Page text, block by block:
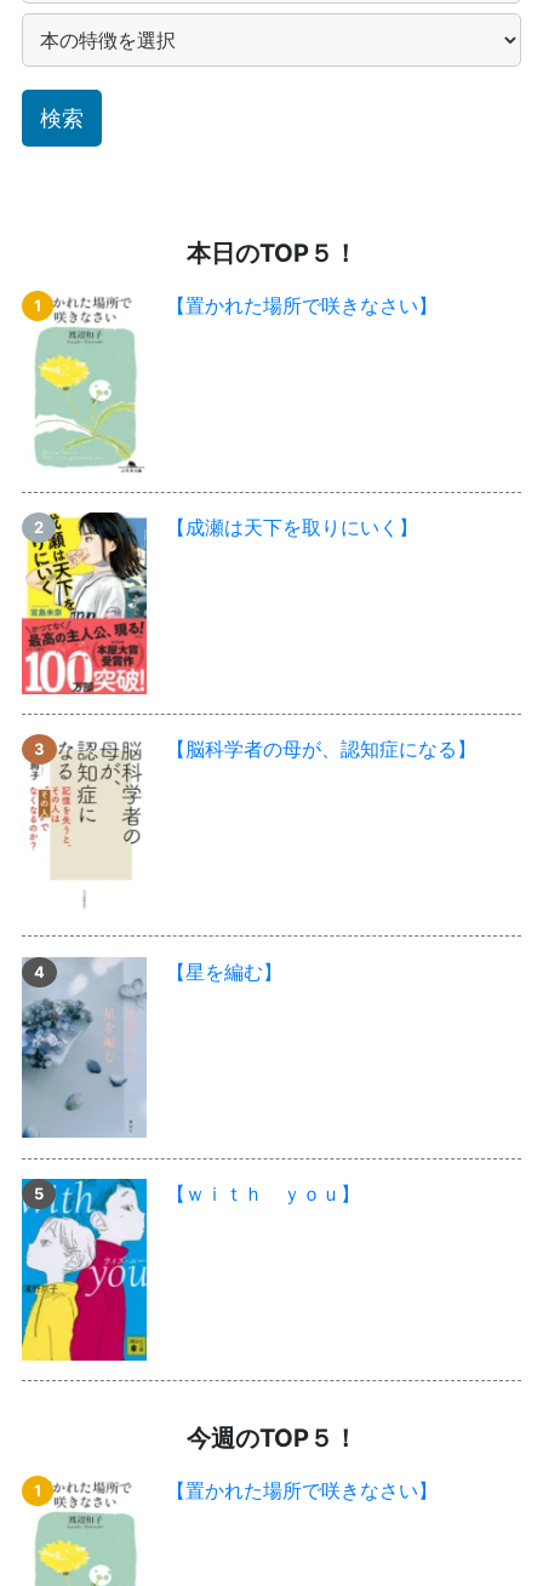
本日のTOP５！
【置かれた場所で咲きなさい】
【成瀬は天下を取りにいく】
【脳科学者の母が、認知症になる】
【星を編む】
【ｗｉｔｈ ｙｏｕ】
今週のTOP５！
【置かれた場所で咲きなさい】